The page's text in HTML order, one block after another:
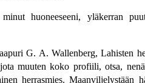
huoneeseeni, yläkerran
G. A. Wallenberg, Lahisten
muuten koko profiili, otsa,
herrasmies. Maanviljelystään